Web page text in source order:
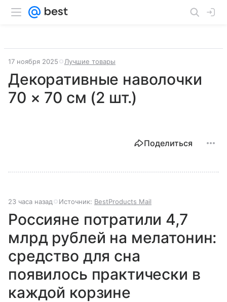
17 ноября 2025 Лучшие товары
Декоративные наволочки
70 × 70 см (2 шт.)
Поделиться
23 часа назад Источник: BestProducts Mail
Россияне потратили 4,7
млрд рублей на мелатонин:
средство для сна
появилось практически в
каждой корзине